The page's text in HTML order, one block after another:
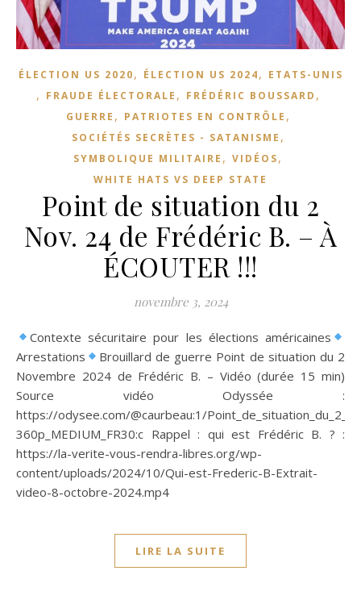
ÉLECTION US 2020, ÉLECTION US 2024, ETATS-UNIS
, FRAUDE ÉLECTORALE , FRÉDÉRIC BOUSSARD ,
GUERRE , PATRIOTES EN CONTRÔLE ,
SOCIÉTÉS SECRÈTES - SATANISME ,
SYMBOLIQUE MILITAIRE , VIDÉOS,
WHITE HATS VS DEEP STATE
Point de situation du 2
Nov. 24 de Frédéric B. – À
ÉCOUTER !!!
novembre 3, 2024
Contexte sécuritaire pour les élections américaines
Arrestations
Brouillard de guerre Point de situation du 2
Novembre 2024 de Frédéric B. – Vidéo (durée 15 min)
Source vidéo Odyssée :
https://odysee.com/@caurbeau:1/
360p_MEDIUM_FR30:c Rappel : qui est Frédéric B. ? :
https://la-verite-vous-rendra-libres.org/wp-
content/uploads/2024/10/Qui-est-Frederic-B-Extrait-
video-8-octobre-2024.mp4
LIRE LA SUITE